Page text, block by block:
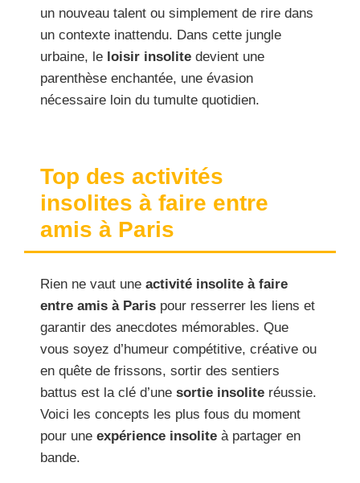
un nouveau talent ou simplement de rire dans
un contexte inattendu. Dans cette jungle
urbaine, le loisir insolite devient une
parenthèse enchantée, une évasion
nécessaire loin du tumulte quotidien.
Top des activités
insolites à faire entre
amis à Paris
Rien ne vaut une activité insolite à faire
entre amis à Paris pour resserrer les liens et
garantir des anecdotes mémorables. Que
vous soyez d’humeur compétitive, créative ou
en quête de frissons, sortir des sentiers
battus est la clé d’une sortie insolite réussie.
Voici les concepts les plus fous du moment
pour une expérience insolite à partager en
bande.